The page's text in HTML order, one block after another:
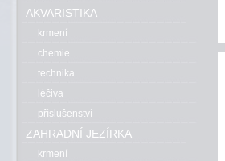
AKVARISTIKA
krmení
chemie
technika
léčiva
příslušenství
ZAHRADNÍ JEZÍRKA
krmení